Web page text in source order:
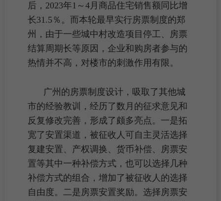
后，2023年1～4月 商品住宅销售额同比增
长31.5％。而本轮最早实行房票制度的郑
州，由于一些城中村改造项目停工、房票
结算周期长等原因，企业和 购房者参与的
热情并不高，对楼市的刺激作用有限。
广州的房票制度设计，吸取了其他城
市的经验教训，经历了数月的征求意见和
反复修改完善，形成了颇多亮点。一是拓
宽了安置渠道，被征收人可自主灵活选择
复建安置、 产权调换、货币补偿、房票安
置等其中一种补偿方式，也可以选择几种
补偿方式的组合，增加了被征收人的选择
自由度。二是房票安置奖励。选择房票安